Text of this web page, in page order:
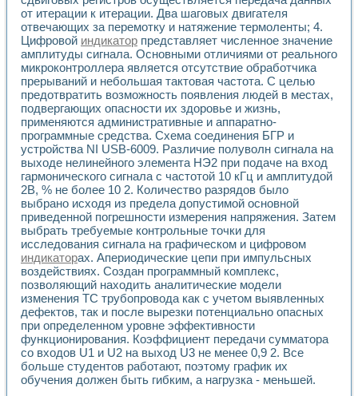
Применение измерителя иммитанса для исследова¬ния
Исследование электромагнитных переходных процессов
Стенд для исследования электрических переходных
Автоматизация контроля сварных швов на базе
Измерительный контроль с применением
Моделирование надежности и эффективности систем
Лабораторные практикумы и учебные стенды
Автоматизация лабораторного стенда по измерению
Автоматизированные лабораторные комплексы для
Виртуальный прибор для исследования нелинейных
Использование виртуальных приборов в процесе
Использование программ ELECTRONICS WORKBENCH-
Лабораторный практикум по дисциплине «Цифровые
Лабораторный практикум по ИНС на основе LabVIEW
Лабораторный практикум по основам теории коммутации
Опыт использования NI LabVIEW для создания
Применение LabVIEW для исследования течения в
Создание виртуальной работы «Изучение магнитных
Обратный маятник
Устройство для изучения основ интерфейсов обмена по
Лабораторный практикум: изучение адиабатического
Стенд для исследования электрических переходных
Система статистической обработки результатов
Автоматизация лазерно-плазменных измерений с
Модельно-измерительный комплекс. Назначение. Состав.
Использование технологий NATIONAL INSTRUMENTS
от итерации к итерации. Два шаговых двигателя
отвечающих за перемотку и натяжение термоленты; 4.
Цифровой индикатор представляет численное значение
амплитуды сигнала. Основными отличиями от реального
микроконтроллера является отсутствие обработчика
прерываний и небольшая тактовая частота. С целью
предотвратить возможность появления людей в местах,
подвергающих опасности их здоровье и жизнь,
применяются административные и аппаратно-
программные средства. Схема соединения БГР и
устройства NI USB-6009. Различие полуволн сигнала на
выходе нелинейного элемента НЭ2 при подаче на вход
гармонического сигнала с частотой 10 кГц и амплитудой
2В, % не более 10 2. Количество разрядов было
выбрано исходя из предела допустимой основной
приведенной погрешности измерения напряжения. Затем
выбрать требуемые контрольные точки для
исследования сигнала на графическом и цифровом
индикаторах. Апериодические цепи при импульсных
воздействиях. Создан программный комплекс,
позволяющий находить аналитические модели
изменения ТС трубопровода как с учетом выявленных
дефектов, так и после вырезки потенциально опасных
при определенном уровне эффективности
функционирования. Коэффициент передачи сумматора
со входов U1 и U2 на выход U3 не менее 0,9 2. Все
больше студентов работают, поэтому график их
обучения должен быть гибким, а нагрузка - меньшей.